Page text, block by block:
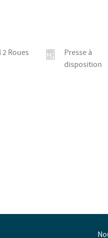
2 Roues
Presse à
disposition